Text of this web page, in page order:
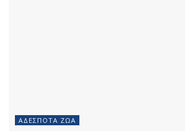
ΑΔΈΣΠΟΤΑ ΖΏΑ